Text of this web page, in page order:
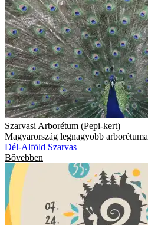
Szarvasi Arborétum (Pepi-kert)
Magyarország legnagyobb
Dél-Alföld Szarvas
Bővebben